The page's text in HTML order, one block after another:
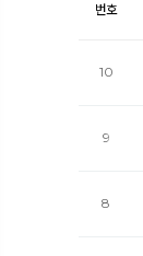
번호
10
9
8